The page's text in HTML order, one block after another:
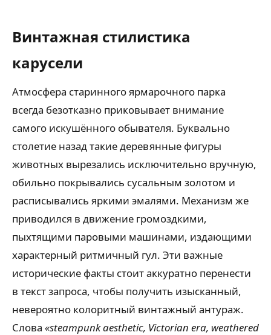
Винтажная стилистика
карусели
Атмосфера старинного ярмарочного парка
всегда безотказно приковывает внимание
самого искушённого обывателя. Буквально
столетие назад такие деревянные фигуры
животных вырезались исключительно вручную,
обильно покрывались сусальным золотом и
расписывались яркими эмалями. Механизм же
приводился в движение громоздкими,
пыхтящими паровыми машинами, издающими
характерный ритмичный гул. Эти важные
исторические факты стоит аккуратно перенести
в текст запроса, чтобы получить изысканный,
невероятно колоритный винтажный антураж.
Слова «steampunk aesthetic, Victorian era, weathered